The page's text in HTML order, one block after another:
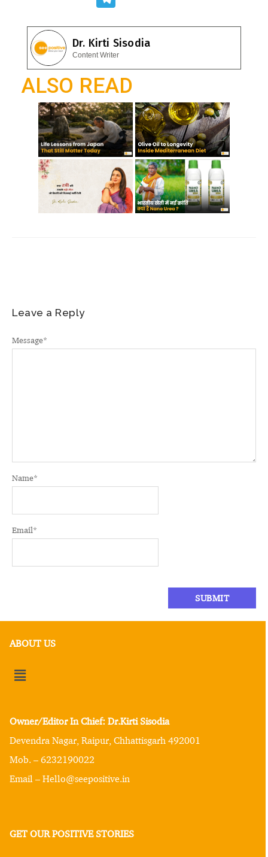
b
o
o
k
s
A
p
e
gr
a
m
Dr. Kirti Sisodia
Content Writer
ALSO READ
Leave a Reply
Message*
Name*
Email*
ABOUT US
Owner/Editor In Chief: Dr.Kirti Sisodia
Devendra Nagar, Raipur, Chhattisgarh 492001
Mob. – 6232190022
Email – Hello@seepositive.in
GET OUR POSITIVE STORIES